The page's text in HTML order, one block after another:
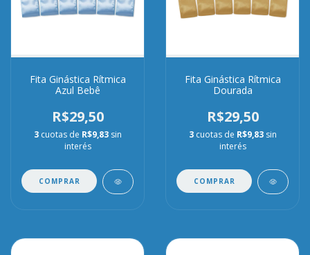
Fita Ginástica Rítmica
Azul Bebê
R$29,50
3 cuotas de R$9,83 sin
interés
COMPRAR
Fita Ginástica Rítmica
Dourada
R$29,50
3 cuotas de R$9,83 sin
interés
COMPRAR